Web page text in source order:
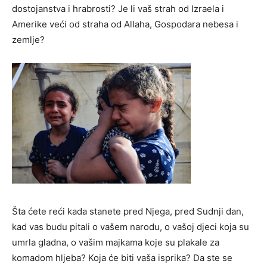
dostojanstva i hrabrosti? Je li vaš strah od Izraela i
Amerike veći od straha od Allaha, Gospodara nebesa i
zemlje?
Šta ćete reći kada stanete pred Njega, pred Sudnji dan,
kad vas budu pitali o vašem narodu, o vašoj djeci koja su
umrla gladna, o vašim majkama koje su plakale za
komadom hljeba? Koja će biti vaša isprika? Da ste se